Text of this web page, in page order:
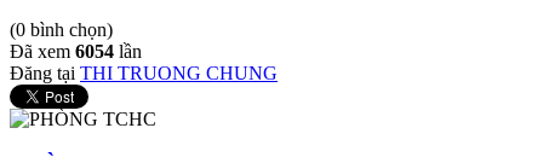
(0 bình chọn)
Đã xem 6054 lần
Đăng tại THI TRUONG CHUNG